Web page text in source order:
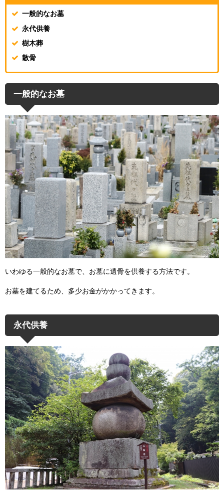
一般的なお墓
永代供養
樹木葬
散骨
一般的なお墓
いわゆる一般的なお墓で、お墓に遺骨を供養する方法です。
お墓を建てるため、多少お金がかかってきます。
永代供養